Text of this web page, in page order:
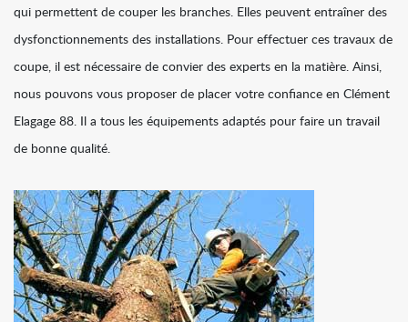
qui permettent de couper les branches. Elles peuvent entraîner des
dysfonctionnements des installations. Pour effectuer ces travaux de
coupe, il est nécessaire de convier des experts en la matière. Ainsi,
nous pouvons vous proposer de placer votre confiance en Clément
Elagage 88. Il a tous les équipements adaptés pour faire un travail
de bonne qualité.